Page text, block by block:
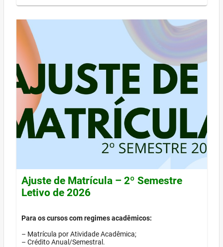
Ajuste de Matrícula – 2º Semestre
Letivo de 2026
Para os cursos com regimes acadêmicos:
– Matrícula por Atividade Acadêmica;
– Crédito Anual/Semestral.